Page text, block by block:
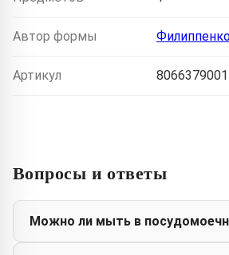
Автор формы
Артикул 8066379001
Вопросы и ответы
Можно ли мыть в